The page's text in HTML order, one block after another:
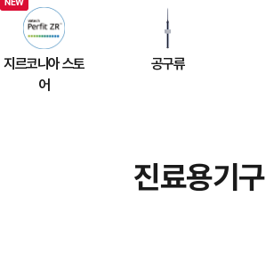
지르코니아 스토
어
공구류
진료용기구